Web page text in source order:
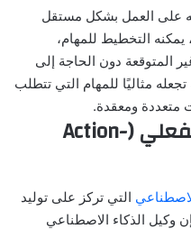
على العمل بشكل مستقل
يمكنه التخطيط للمهام،
المتوقعة دون الحاجة إلى
مثاليًا للمهام التي تتطلب
متعددة ومعقدة.
2. القدرة على التنفيذ الفعلي (Action-
التي تركز على توليد
وكيل الذكاء الاصطناعي